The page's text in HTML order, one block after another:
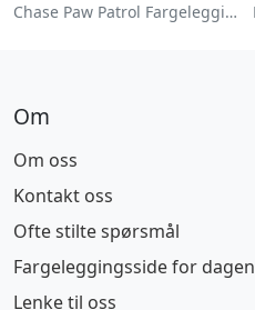
Chase Paw Patrol Fargeleggingsside
Om
Om oss
Kontakt oss
Ofte stilte spørsmål
Fargeleggingsside for dagen
Lenke til oss